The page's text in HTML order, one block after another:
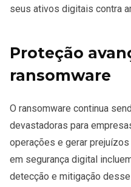
seus ativos digitais contra
Proteção
ransomware
O ransomware continua
devastadoras para
operações e gerar
em segurança digital
detecção e mitigação